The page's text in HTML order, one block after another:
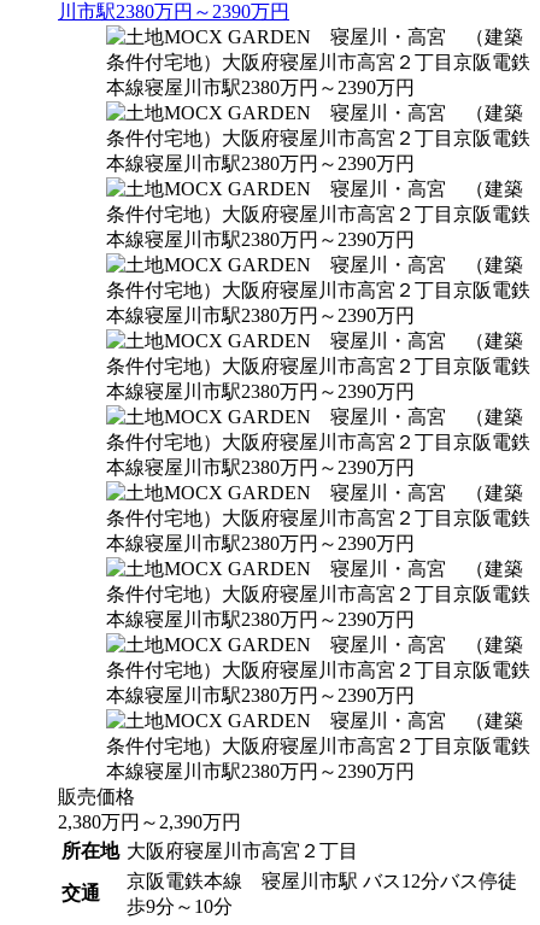
販売価格
2,380万円 ～2,390万円
所在地 大阪府寝屋川市高宮２丁目
交通
京阪電鉄本線 寝屋川市駅 バス12分バス停徒
歩9分～10分